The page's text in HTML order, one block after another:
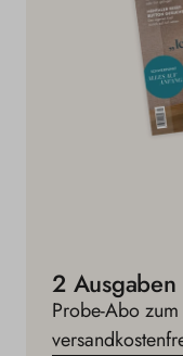
2
Probe-Abo